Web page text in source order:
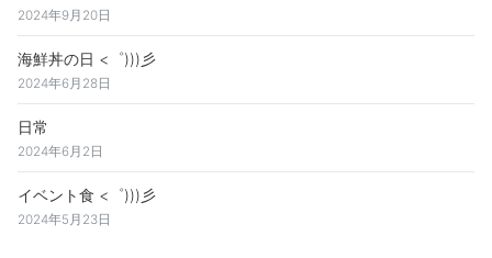
2024年9月20日
海鮮丼の日 <゜)))彡
2024年6月28日
日常
2024年6月2日
イベント食 <゜)))彡
2024年5月23日